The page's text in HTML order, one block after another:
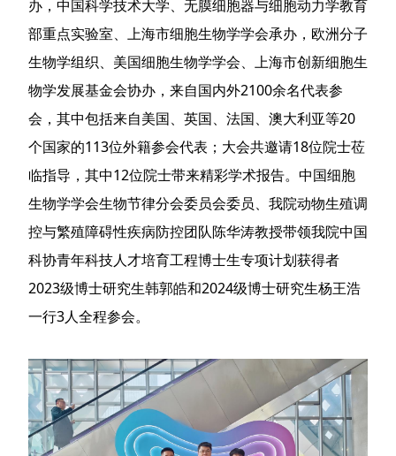
办，中国科学技术大学、无膜细胞器与细胞动力学教育
部重点实验室、上海市细胞生物学学会承办，欧洲分子
生物学组织、美国细胞生物学学会、上海市创新细胞生
物学发展基金会协办，来自国内外2100余名代表参
会，其中包括来自美国、英国、法国、澳大利亚等20
个国家的113位外籍参会代表；大会共邀请18位院士莅
临指导，其中12位院士带来精彩学术报告。中国细胞
生物学学会生物节律分会委员会委员、我院动物生殖调
控与繁殖障碍性疾病防控团队陈华涛教授带领我院中国
科协青年科技人才培育工程博士生专项计划获得者
2023级博士研究生韩郭皓和2024级博士研究生杨王浩
一行3人全程参会。